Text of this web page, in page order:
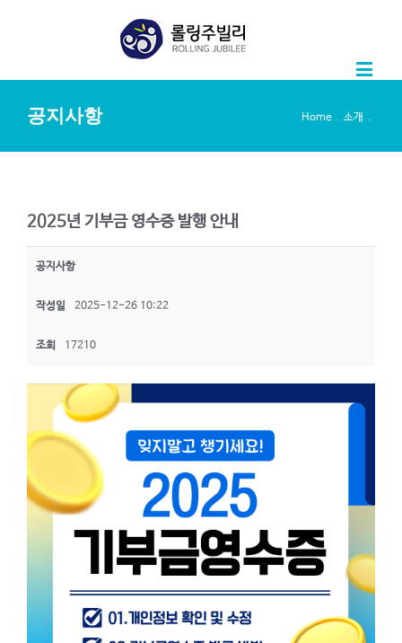
공지사항 Home 소개
2025년 기부금 영수증 발행 안내
공지사항
작성일 2025-12-26 10:22
조회 17210